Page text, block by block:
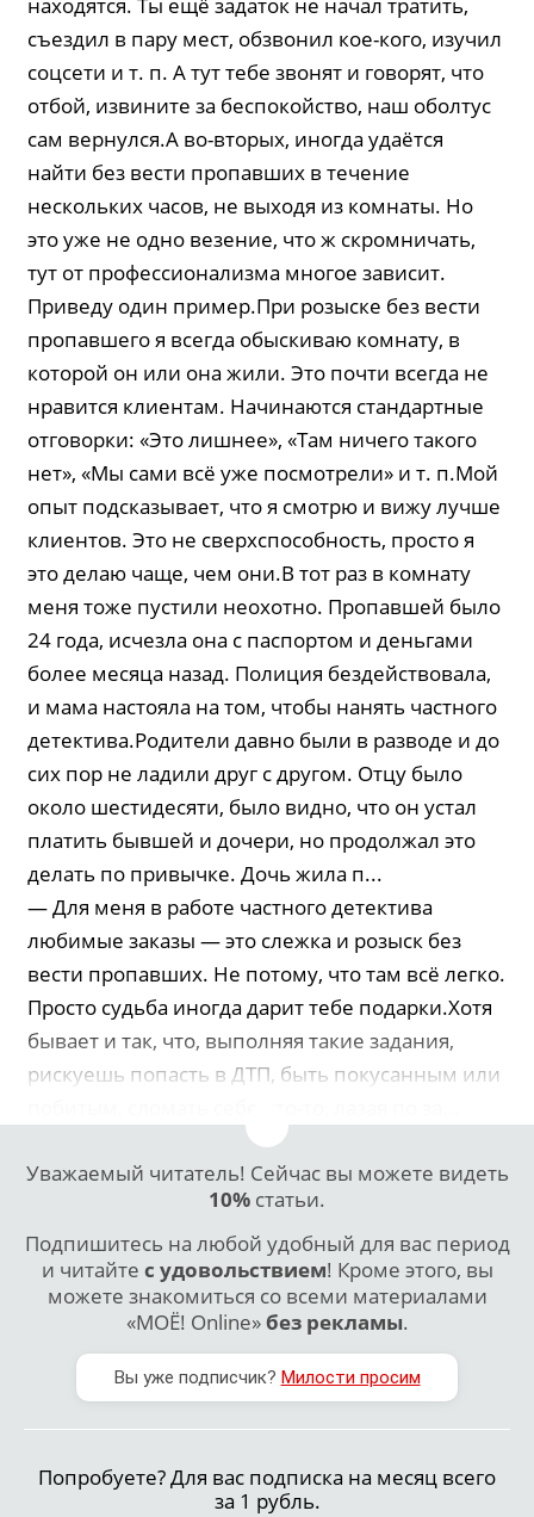
съездил в пару мест, обзвонил кое-кого, изучил
соцсети и т. п. А тут тебе звонят и говорят, что
отбой, извините за беспокойство, наш оболтус
сам вернулся.А во-вторых, иногда удаётся
найти без вести пропавших в течение
нескольких часов, не выходя из комнаты. Но
это уже не одно везение, что ж скромничать,
тут от профессионализма многое зависит.
Приведу один пример.При розыске без вести
пропавшего я всегда обыскиваю комнату, в
которой он или она жили. Это почти всегда не
нравится клиентам. Начинаются стандартные
отговорки: «Это лишнее», «Там ничего такого
нет», «Мы сами всё уже посмотрели» и т. п.Мой
опыт подсказывает, что я смотрю и вижу лучше
клиентов. Это не сверхспособность, просто я
это делаю чаще, чем они.В тот раз в комнату
меня тоже пустили неохотно. Пропавшей было
24 года, исчезла она с паспортом и деньгами
более месяца назад. Полиция бездействовала,
и мама настояла на том, чтобы нанять частного
детектива.Родители давно были в разводе и до
сих пор не ладили друг с другом. Отцу было
около шестидесяти, было видно, что он устал
платить бывшей и дочери, но продолжал это
делать по привычке. Дочь жила п...
— Для меня в работе частного детектива
любимые заказы — это слежка и розыск без
вести пропавших. Не потому, что там всё легко.
Просто судьба иногда дарит тебе подарки.Хотя
бывает и так, что, выполняя такие задания,
рискуешь попасть в ДТП, быть покусанным или
Уважаемый читатель! Сейчас вы можете видеть
10% статьи.
Подпишитесь на любой удобный для вас период
и читайте с удовольствием! Кроме этого, вы
можете знакомиться со всеми материалами
«МОЁ! Online»без рекламы.
Вы уже подписчик? Милости просим
Попробуете? Для вас подписка на месяц всего
за 1 рубль.